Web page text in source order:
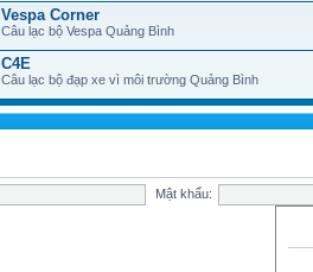
Vespa Corner
Câu lạc bộ Vespa Quảng Bình
C4E
Câu lạc bộ đạp xe vì môi trường Quảng Bình
Mật khẩu: